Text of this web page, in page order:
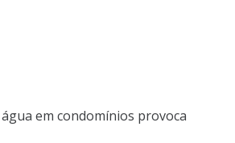
em condomínios provoca